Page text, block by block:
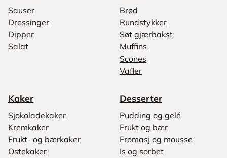
Sauser
Dressinger
Dipper
Salat
Brød
Rundstykker
Søt gjærbakst
Muffins
Scones
Vafler
Kaker
Sjokoladekaker
Kremkaker
Frukt- og bærkaker
Ostekaker
Desserter
Pudding og gelé
Frukt og bær
Fromasj og mousse
Is og sorbet